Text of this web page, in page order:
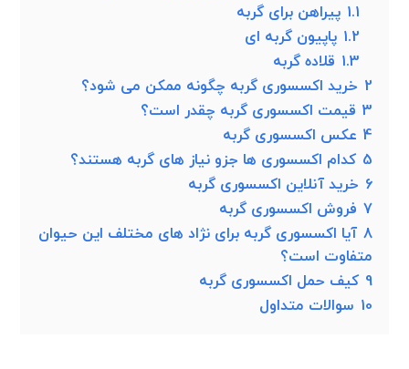
1.1 پیراهن برای گربه
1.2 پاپیون گربه ای
1.3 قلاده گربه
2 خرید اکسسوری گربه چگونه ممکن می شود؟
3 قیمت اکسسوری گربه چقدر است؟
4 عکس اکسسوری گربه
5 کدام اکسسوری ها جزو نیاز های گربه هستند؟
6 خرید آنلاین اکسسوری گربه
7 فروش اکسسوری گربه
8 آیا اکسسوری گربه برای نژاد های مختلف این حیوان
متفاوت است؟
9 کیف حمل اکسسوری گربه
10 سوالات متداول